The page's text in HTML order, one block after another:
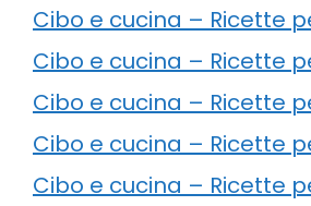
Cibo e cucina – Ricette
Cibo e cucina – Ricette
Cibo e cucina – Ricette
Cibo e cucina – Ricette
Cibo e cucina – Ricette